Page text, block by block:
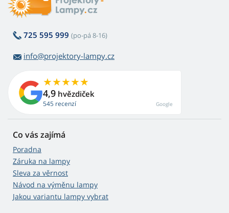
725 595 999 (po-pá 8-16)
info@projektory-lampy.cz
4,9 hvězdiček
545 recenzí Google
Co vás zajímá
Poradna
Záruka na lampy
Sleva za věrnost
Návod na výměnu lampy
Jakou variantu lampy vybrat